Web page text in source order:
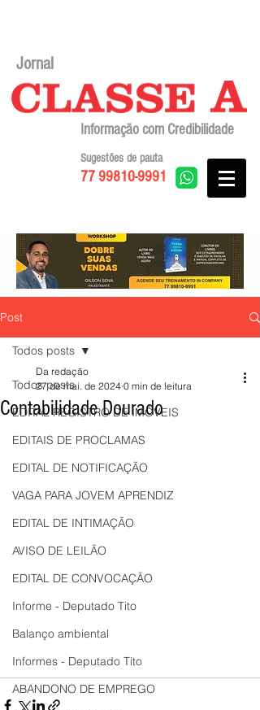
Jornal
Informação com Credibilidade
77 99810-9991
Sugestões de pauta
Post
Todos posts
EDITAL REGISTRO DE IMÓVEIS
EDITAIS DE PROCLAMAS
EDITAL DE NOTIFICAÇÃO
VAGA PARA JOVEM APRENDIZ
EDITAL DE INTIMAÇÃO
AVISO DE LEILÃO
EDITAL DE CONVOCAÇÃO
Informe - Deputado Tito
Balanço ambiental
Informes - Deputado Tito
ABANDONO DE EMPREGO
Todos posts
Contabilidade Dourado
Da redação
27 de mai. de 2024 0 min de leitura